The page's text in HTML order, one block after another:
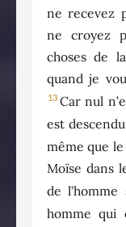
ne recevez
ne croyez
choses de
quand je
13 Car nul
est
même que
Moïse dans
de
homme qui